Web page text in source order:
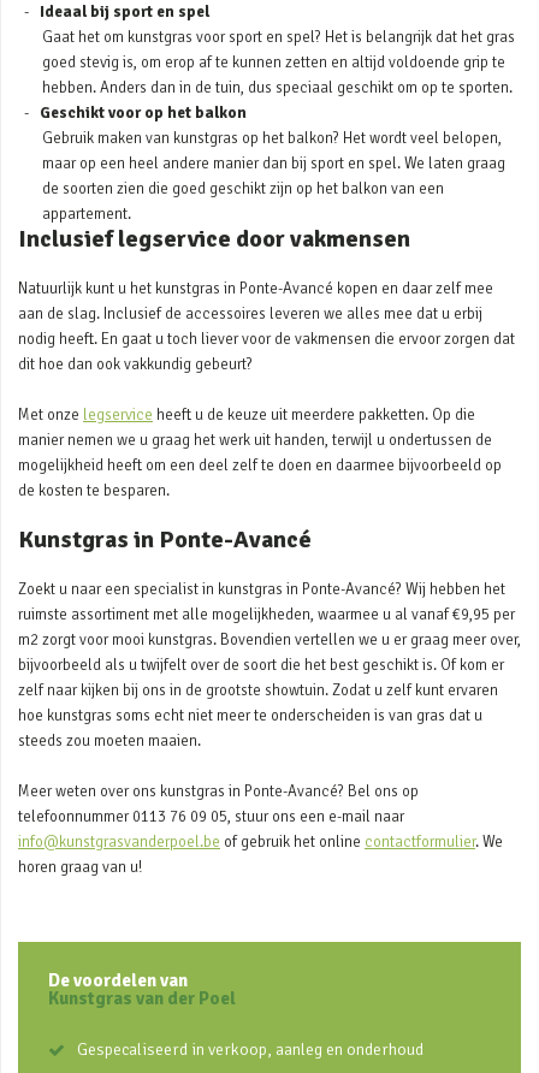
Ideaal bij sport en spel
Gaat het om kunstgras voor sport en spel? Het is belangrijk dat het gras
goed stevig is, om erop af te kunnen zetten en altijd voldoende grip te
hebben. Anders dan in de tuin, dus speciaal geschikt om op te sporten.
Geschikt voor op het balkon
Gebruik maken van kunstgras op het balkon? Het wordt veel belopen,
maar op een heel andere manier dan bij sport en spel. We laten graag
de soorten zien die goed geschikt zijn op het balkon van een
appartement.
Inclusief legservice door vakmensen
Natuurlijk kunt u het kunstgras in Ponte-Avancé kopen en daar zelf mee
aan de slag. Inclusief de accessoires leveren we alles mee dat u erbij
nodig heeft. En gaat u toch liever voor de vakmensen die ervoor zorgen dat
dit hoe dan ook vakkundig gebeurt?
Met onze legservice heeft u de keuze uit meerdere pakketten. Op die
manier nemen we u graag het werk uit handen, terwijl u ondertussen de
mogelijkheid heeft om een deel zelf te doen en daarmee bijvoorbeeld op
de kosten te besparen.
Kunstgras in Ponte-Avancé
Zoekt u naar een specialist in kunstgras in Ponte-Avancé? Wij hebben het
ruimste assortiment met alle mogelijkheden, waarmee u al vanaf €9,95 per
m2 zorgt voor mooi kunstgras. Bovendien vertellen we u er graag meer over,
bijvoorbeeld als u twijfelt over de soort die het best geschikt is. Of kom er
zelf naar kijken bij ons in de grootste showtuin. Zodat u zelf kunt ervaren
hoe kunstgras soms echt niet meer te onderscheiden is van gras dat u
steeds zou moeten maaien.
Meer weten over ons kunstgras in Ponte-Avancé? Bel ons op
telefoonnummer 0113 76 09 05, stuur ons een e-mail naar
info@kunstgrasvanderpoel.be of gebruik het online contactformulier. We
horen graag van u!
De voordelen van
Kunstgras van der Poel
Gespecaliseerd in verkoop, aanleg en onderhoud